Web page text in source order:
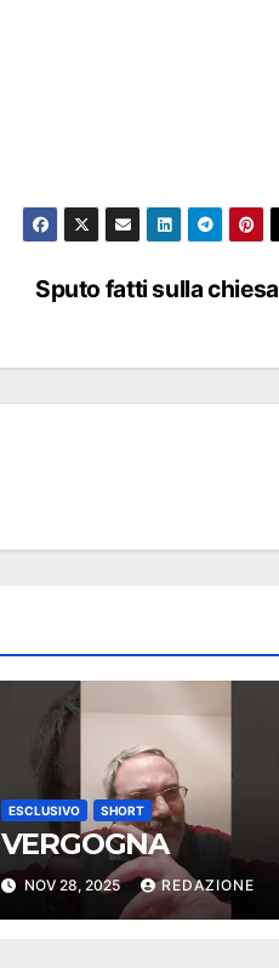
Sputo fatti sulla chiesa
ESCLUSIVO SHORT
VERGOGNA
NOV 28, 2025 REDAZIONE